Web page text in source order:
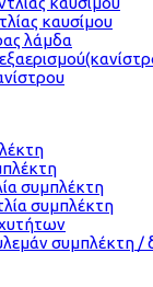
καυσίμου
λάμδα
συμπλέκτη
συμπλέκτη
συμπλέκτη /